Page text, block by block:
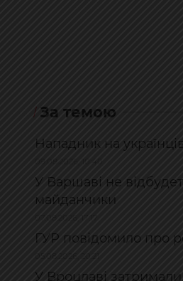
За темою
Нападник на
У Варшаві не
майданчики
ГУР повідомило про
У Вроцлаві